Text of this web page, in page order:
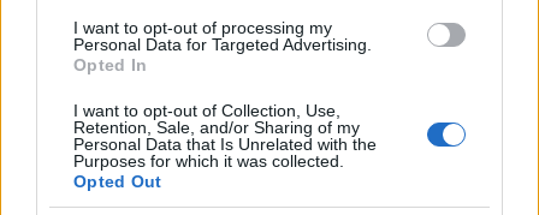
I want to opt-out of processing my
Personal Data for Targeted Advertising.
Opted In
I want to opt-out of Collection, Use,
Retention, Sale, and/or Sharing of my
Personal Data that Is Unrelated with the
Purposes for which it was collected.
Opted Out
kockáztatnom, hogy azt tudjam mondani a
színészeimnek, hogy kockáztass. Ne a langyost, ne a
Érdekeljen és inspiráljon a saját lehetőségeidnek és
személyiségednek a határa. Erre nem mindenki
alkalmas, ez tény. De mindenki nevel-hető ebbe az
irányba. Én azt hiszem, akik most vannak a